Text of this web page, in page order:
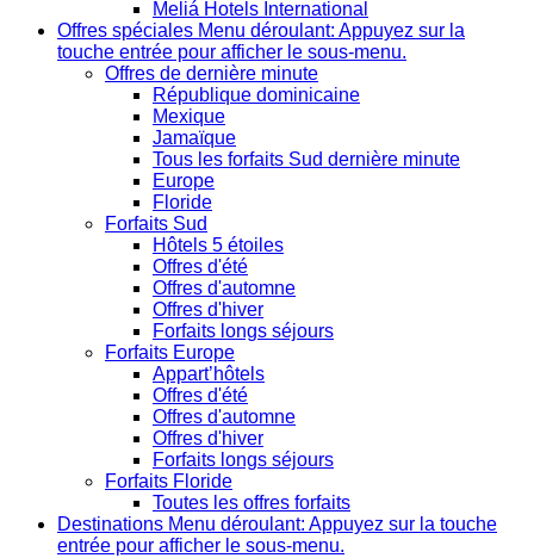
Meliá Hotels International
Offres spéciales Menu déroulant: Appuyez sur la
touche entrée pour afficher le sous-menu.
Offres de dernière minute
République dominicaine
Mexique
Jamaïque
Tous les forfaits Sud dernière minute
Europe
Floride
Forfaits Sud
Hôtels 5 étoiles
Offres d'été
Offres d'automne
Offres d'hiver
Forfaits longs séjours
Forfaits Europe
Appart’hôtels
Offres d'été
Offres d'automne
Offres d'hiver
Forfaits longs séjours
Forfaits Floride
Toutes les offres forfaits
Destinations Menu déroulant: Appuyez sur la touche
entrée pour afficher le sous-menu.